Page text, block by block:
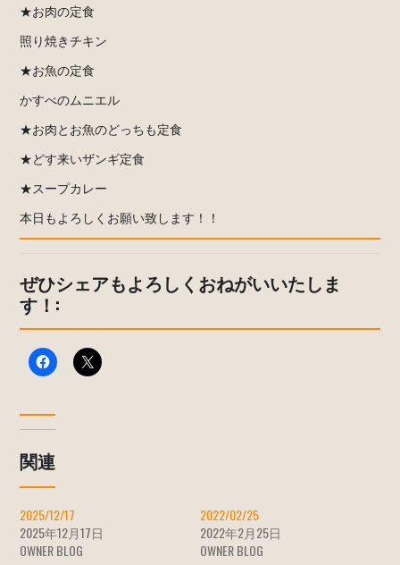
★お肉の定食
照り焼きチキン
★お魚の定食
かすべのムニエル
★お肉とお魚のどっちも定食
★どす来いザンギ定食
★スープカレー
本日もよろしくお願い致します！！
ぜひシェアもよろしくおねがいいたしま
す！:
関連
2025/12/17
2025年12月17日
OWNER BLOG
2022/02/25
2022年2月25日
OWNER BLOG